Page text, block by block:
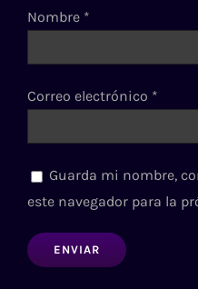
Nombre *
Correo electrónico *
Guarda mi nombre,
este navegador para la